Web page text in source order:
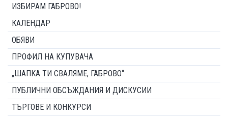
ИЗБИРАМ ГАБРОВО!
КАЛЕНДАР
ОБЯВИ
ПРОФИЛ НА КУПУВАЧА
„ШАПКА ТИ СВАЛЯМЕ, ГАБРОВО“
ПУБЛИЧНИ ОБСЪЖДАНИЯ И ДИСКУСИИ
ТЪРГОВЕ И КОНКУРСИ